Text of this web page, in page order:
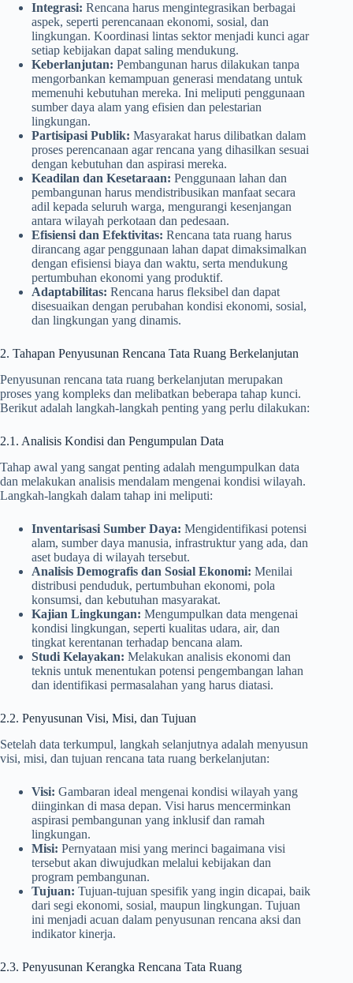
Integrasi: Rencana harus mengintegrasikan berbagai
aspek, seperti perencanaan ekonomi, sosial, dan
lingkungan. Koordinasi lintas sektor menjadi kunci agar
setiap kebijakan dapat saling mendukung.
Keberlanjutan: Pembangunan harus dilakukan tanpa
mengorbankan kemampuan generasi mendatang untuk
memenuhi kebutuhan mereka. Ini meliputi penggunaan
sumber daya alam yang efisien dan pelestarian
lingkungan.
Partisipasi Publik: Masyarakat harus dilibatkan dalam
proses perencanaan agar rencana yang dihasilkan sesuai
dengan kebutuhan dan aspirasi mereka.
Keadilan dan Kesetaraan: Penggunaan lahan dan
pembangunan harus mendistribusikan manfaat secara
adil kepada seluruh warga, mengurangi kesenjangan
antara wilayah perkotaan dan pedesaan.
Efisiensi dan Efektivitas: Rencana tata ruang harus
dirancang agar penggunaan lahan dapat dimaksimalkan
dengan efisiensi biaya dan waktu, serta mendukung
pertumbuhan ekonomi yang produktif.
Adaptabilitas: Rencana harus fleksibel dan dapat
disesuaikan dengan perubahan kondisi ekonomi, sosial,
dan lingkungan yang dinamis.
2. Tahapan Penyusunan Rencana Tata Ruang Berkelanjutan
Penyusunan rencana tata ruang berkelanjutan merupakan
proses yang kompleks dan melibatkan beberapa tahap kunci.
Berikut adalah langkah-langkah penting yang perlu dilakukan:
2.1. Analisis Kondisi dan Pengumpulan Data
Tahap awal yang sangat penting adalah mengumpulkan data
dan melakukan analisis mendalam mengenai kondisi wilayah.
Langkah-langkah dalam tahap ini meliputi:
Inventarisasi Sumber Daya: Mengidentifikasi potensi
alam, sumber daya manusia, infrastruktur yang ada, dan
aset budaya di wilayah tersebut.
Analisis Demografis dan Sosial Ekonomi: Menilai
distribusi penduduk, pertumbuhan ekonomi, pola
konsumsi, dan kebutuhan masyarakat.
Kajian Lingkungan: Mengumpulkan data mengenai
kondisi lingkungan, seperti kualitas udara, air, dan
tingkat kerentanan terhadap bencana alam.
Studi Kelayakan: Melakukan analisis ekonomi dan
teknis untuk menentukan potensi pengembangan lahan
dan identifikasi permasalahan yang harus diatasi.
2.2. Penyusunan Visi, Misi, dan Tujuan
Setelah data terkumpul, langkah selanjutnya adalah menyusun
visi, misi, dan tujuan rencana tata ruang berkelanjutan:
Visi: Gambaran ideal mengenai kondisi wilayah yang
diinginkan di masa depan. Visi harus mencerminkan
aspirasi pembangunan yang inklusif dan ramah
lingkungan.
Misi: Pernyataan misi yang merinci bagaimana visi
tersebut akan diwujudkan melalui kebijakan dan
program pembangunan.
Tujuan: Tujuan-tujuan spesifik yang ingin dicapai, baik
dari segi ekonomi, sosial, maupun lingkungan. Tujuan
ini menjadi acuan dalam penyusunan rencana aksi dan
indikator kinerja.
2.3. Penyusunan Kerangka Rencana Tata Ruang